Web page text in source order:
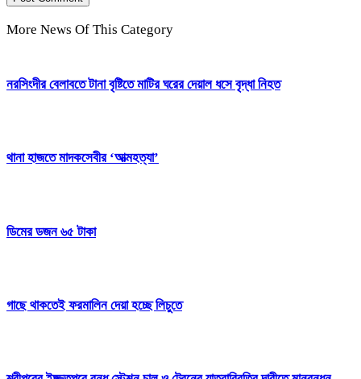
More News Of This Category
নরসিংদীর বেলাবতে টানা বৃষ্টিতে মাটির ঘরের দেয়াল ধসে বৃদ্ধা নিহত
থানা হাজতে মাদকসেবীর ‘আত্মহত্যা’
ডিমের ডজন ৬৫ টাকা
গাছে থাকতেই ফরমালিন দেয়া হচ্ছে লিচুতে